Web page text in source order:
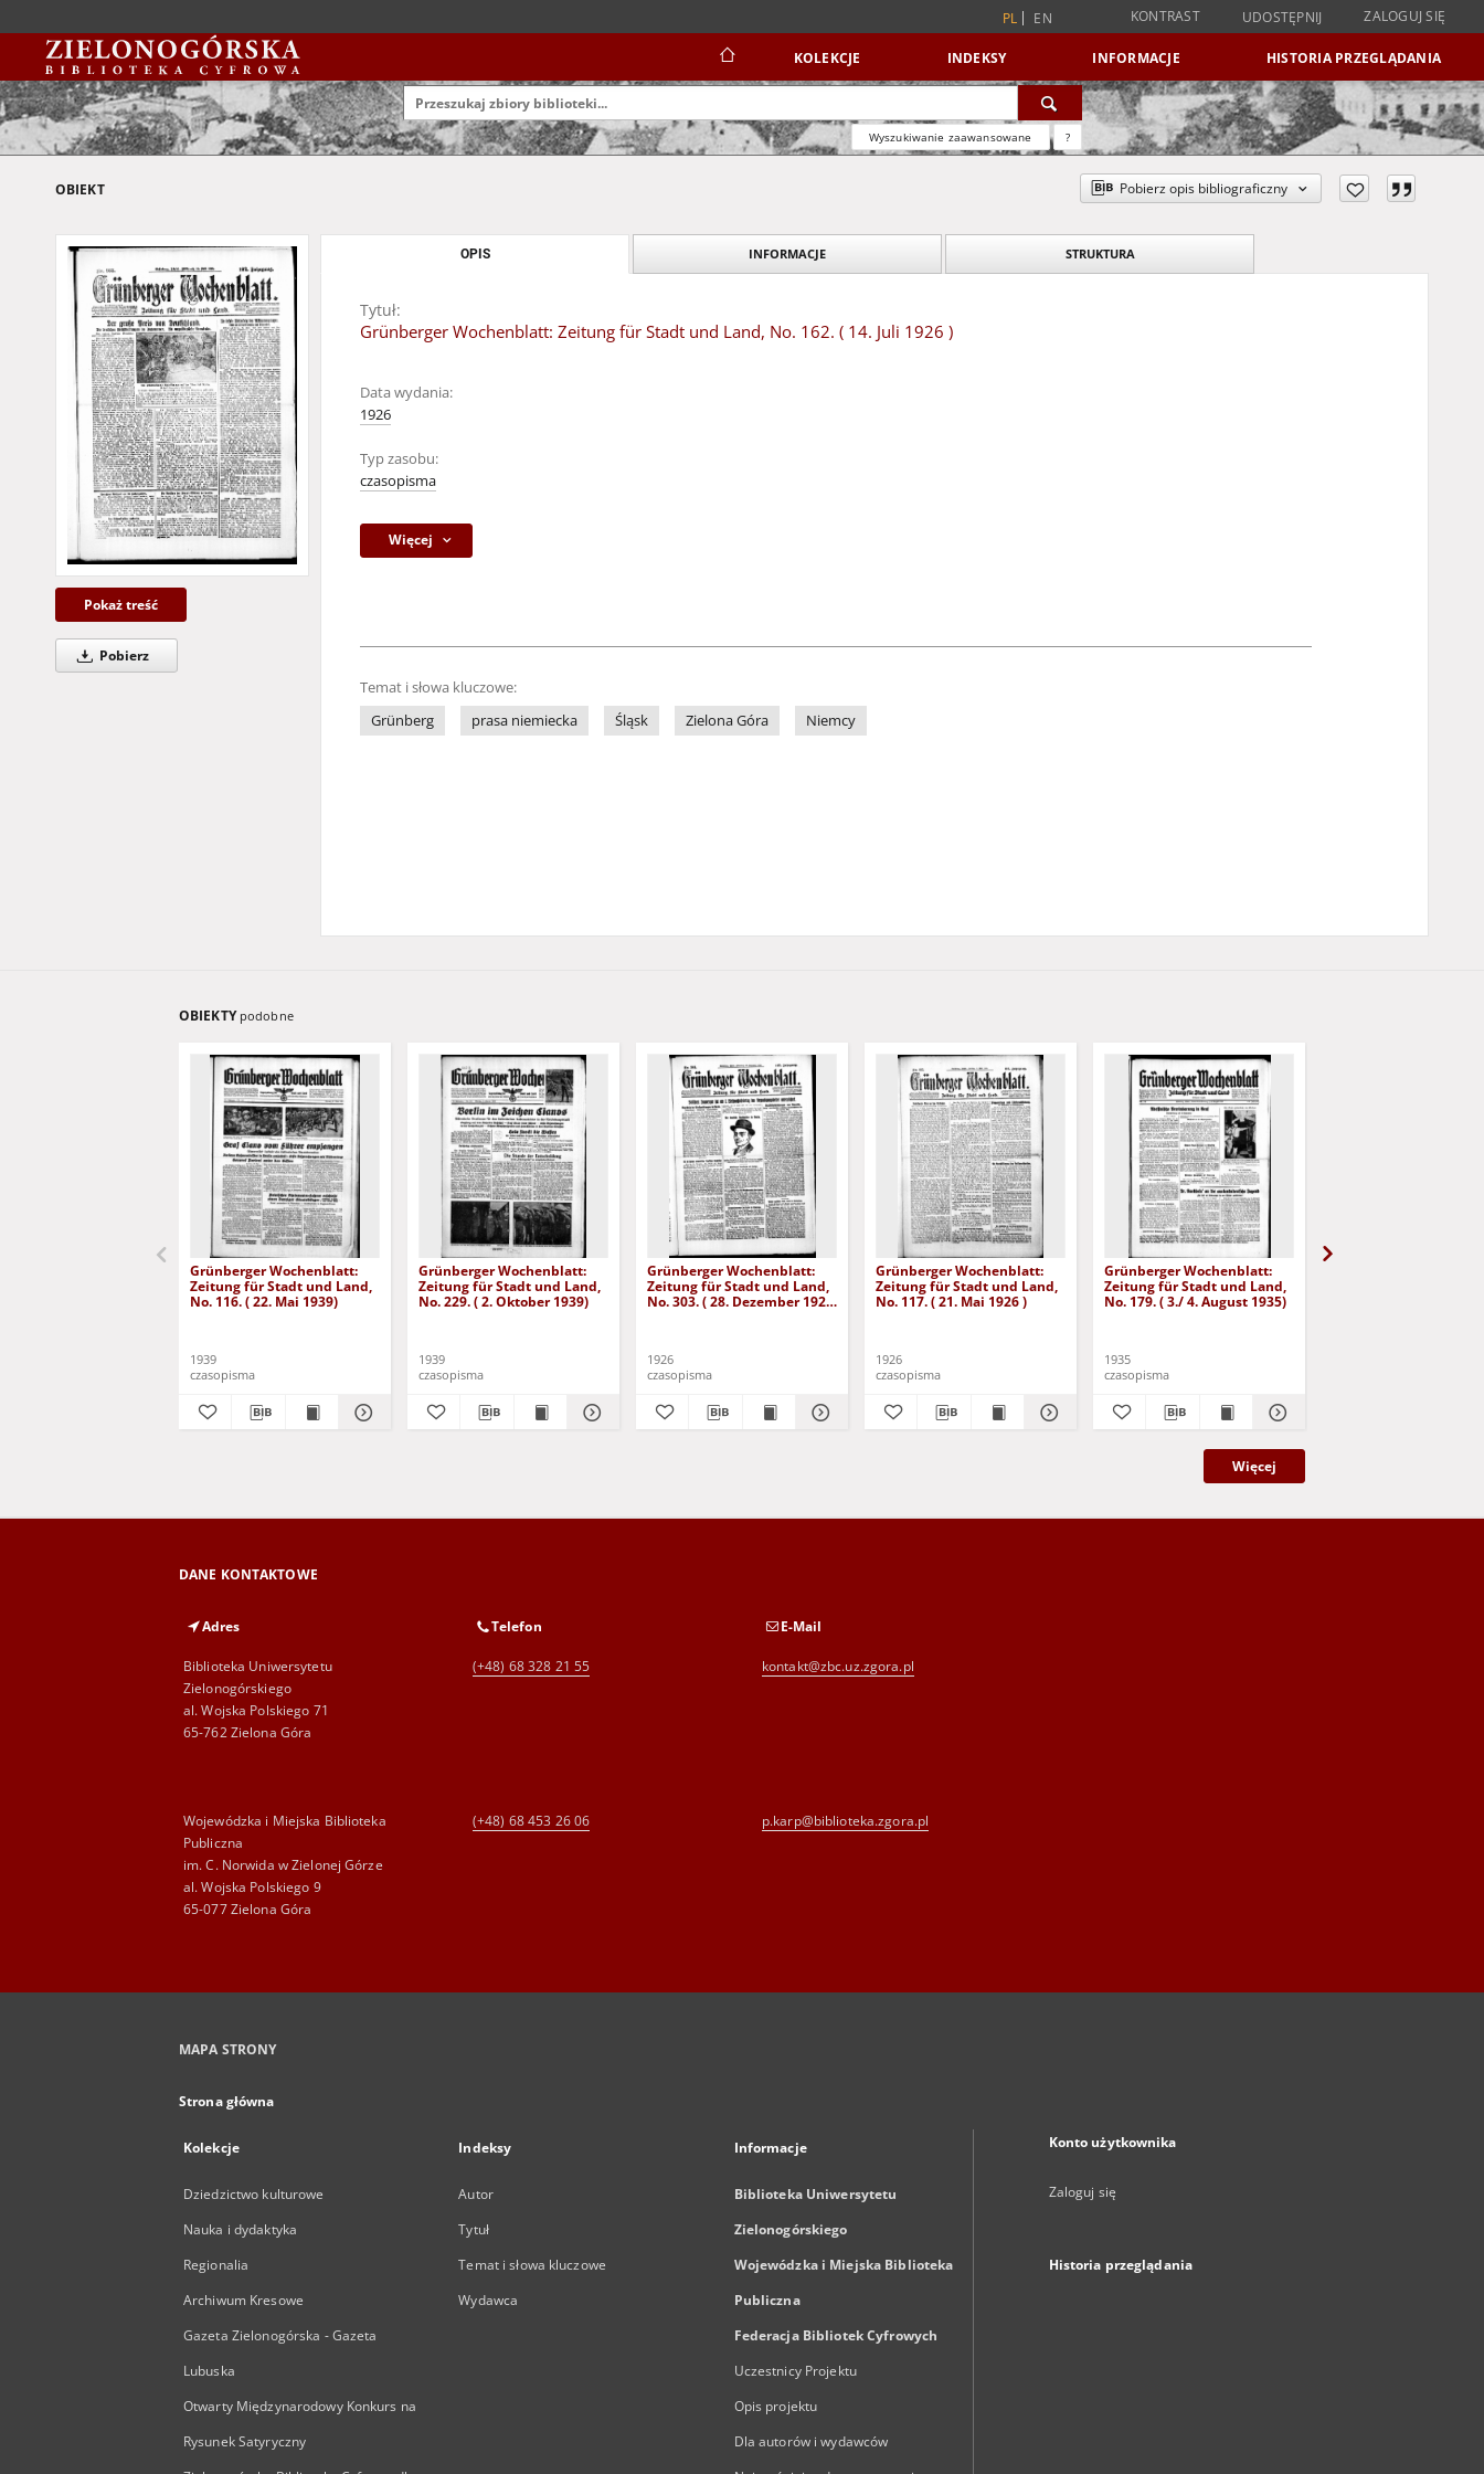
PL EN KONTRAST UDOSTĘPNIJ ZALOGUJ SIĘ
KOLEKCJE INDEKSY INFORMACJE HISTORIA PRZEGLĄDANIA
Wyszukiwanie zaawansowane ?
OBIEKT Pobierz opis bibliograficzny
Pokaż treść
Pobierz
OPIS INFORMACJE STRUKTURA
Tytuł:
Grünberger Wochenblatt: Zeitung für Stadt und Land, No. 162. ( 14. Juli 1926 )
Data wydania:
1926
Typ zasobu:
czasopisma
Więcej
Temat i słowa kluczowe:
Grünberg
prasa niemiecka Śląsk Zielona Góra Niemcy
OBIEKTY podobne
Grünberger Wochenblatt:
Zeitung für Stadt und Land,
No. 116. ( 22. Mai 1939)
1939
czasopisma
Grünberger Wochenblatt:
Zeitung für Stadt und Land,
No. 229. ( 2. Oktober 1939)
1939
czasopisma
Grünberger Wochenblatt:
Zeitung für Stadt und Land,
No. 303. ( 28. Dezember 1926
1926
czasopisma
Grünberger Wochenblatt:
Zeitung für Stadt und Land,
No. 117. ( 21. Mai 1926 )
1926
czasopisma
Grünberger Wochenblatt:
Zeitung für Stadt und Land,
No. 179. ( 3./ 4. August 1935)
1935
czasopisma
Więcej
DANE KONTAKTOWE
Adres
Biblioteka Uniwersytetu
Zielonogórskiego
al. Wojska Polskiego 71
65-762 Zielona Góra
Telefon
(+48) 68 328 21 55
E-Mail
kontakt@zbc.uz.zgora.pl
Wojewódzka i Miejska Biblioteka
Publiczna
im. C. Norwida w Zielonej Górze
al. Wojska Polskiego 9
65-077 Zielona Góra
(+48) 68 453 26 06 p.karp@biblioteka.zgora.pl
MAPA STRONY
Strona główna
Kolekcje
Dziedzictwo kulturowe
Nauka i dydaktyka
Regionalia
Archiwum Kresowe
Gazeta Zielonogórska - Gazeta
Lubuska
Otwarty Międzynarodowy Konkurs na
Rysunek Satyryczny
Indeksy
Autor
Tytuł
Temat i słowa kluczowe
Wydawca
Informacje
Biblioteka Uniwersytetu
Zielonogórskiego
Wojewódzka i Miejska Biblioteka
Publiczna
Federacja Bibliotek Cyfrowych
Uczestnicy Projektu
Opis projektu
Dla autorów i wydawców
Konto użytkownika
Zaloguj się
Historia przeglądania